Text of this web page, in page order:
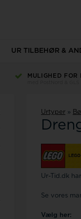
Casio
Daniel Wellington
Dameure
Casio dameure
Dameure fra
Edox dameure
UR TILBEHØR &
MULIGHED FOR
Urtyper »
Ur-Tid.dk
Se vores
Vælg her: